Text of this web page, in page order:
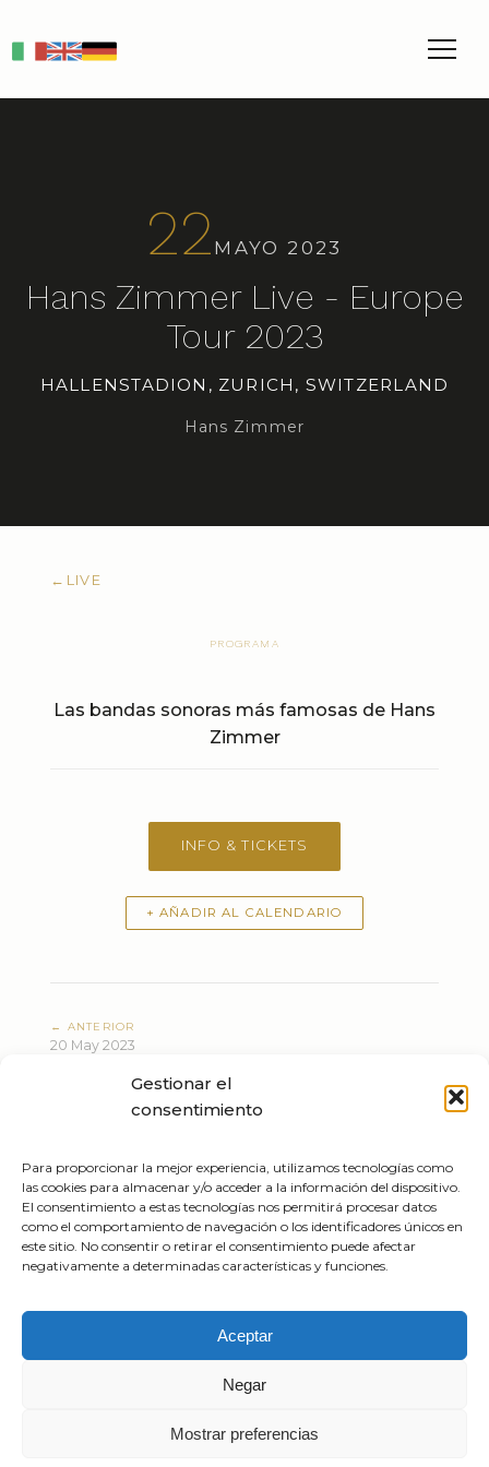
Gestionar el
consentimiento
Para proporcionar la mejor experiencia, utilizamos tecnologías como
las cookies para almacenar y/o acceder a la información del dispositivo.
El consentimiento a estas tecnologías nos permitirá procesar datos
como el comportamiento de navegación o los identificadores únicos en
este sitio. No consentir o retirar el consentimiento puede afectar
negativamente a determinadas características y funciones.
Aceptar
Negar
Mostrar preferencias
EN DE
22 MAYO 2023
Hans Zimmer Live - Europe
Tour 2023
HALLENSTADION, ZURICH, SWITZERLAND
Hans Zimmer
← LIVE
PROGRAMA
Las bandas sonoras más famosas de Hans
Zimmer
INFO & TICKETS
+ AÑADIR AL CALENDARIO
← ANTERIOR
20 May 2023
SIGUIENTE →
23 May 2023
info@tizianomazzoleni.com